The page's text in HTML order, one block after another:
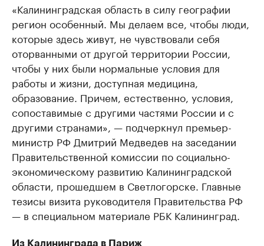
«Калининградская область в силу географии
регион особенный. Мы делаем все, чтобы люди,
которые здесь живут, не чувствовали себя
оторванными от другой территории России,
чтобы у них были нормальные условия для
работы и жизни, доступная медицина,
образование. Причем, естественно, условия,
сопоставимые с другими частями России и с
другими странами», — подчеркнул премьер-
министр РФ Дмитрий Медведев на заседании
Правительственной комиссии по социально-
экономическому развитию Калининградской
области, прошедшем в Светлогорске. Главные
тезисы визита руководителя Правительства РФ
— в специальном материале РБК Калининград.
Из Калининграда в Париж